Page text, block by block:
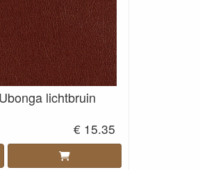
lichtbruin
€ 15.35